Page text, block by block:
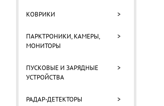
КОВРИКИ >
ПАРКТРОНИКИ, КАМЕРЫ,
МОНИТОРЫ
>
ПУСКОВЫЕ И ЗАРЯДНЫЕ
УСТРОЙСТВА
>
РАДАР-ДЕТЕКТОРЫ >